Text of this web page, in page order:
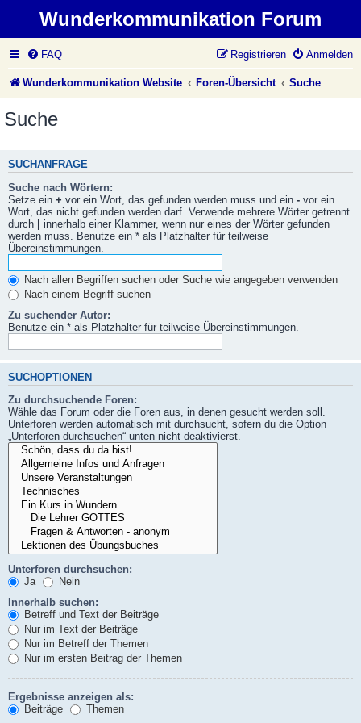
Wunderkommunikation Forum
FAQ Anmelden
Registrieren
Wunderkommunikation Website Foren-Übersicht Suche
Suche
SUCHANFRAGE
Suche nach Wörtern:
Setze ein + vor ein Wort, das gefunden werden muss und ein - vor ein
Wort, das nicht gefunden werden darf. Verwende mehrere Wörter getrennt
durch | innerhalb einer Klammer, wenn nur eines der Wörter gefunden
werden muss. Benutze ein * als Platzhalter für teilweise
Übereinstimmungen.
Nach allen Begriffen suchen oder Suche wie angegeben verwenden
Nach einem Begriff suchen
Zu suchender Autor:
Benutze ein * als Platzhalter für teilweise Übereinstimmungen.
SUCHOPTIONEN
Zu durchsuchende Foren:
Wähle das Forum oder die Foren aus, in denen gesucht werden soll.
Unterforen werden automatisch mit durchsucht, sofern du die Option
„Unterforen durchsuchen“ unten nicht deaktivierst.
Unterforen durchsuchen:
Ja
Nein
Innerhalb suchen:
Betreff und Text der Beiträge
Nur im Text der Beiträge
Nur im Betreff der Themen
Nur im ersten Beitrag der Themen
Ergebnisse anzeigen als:
Beiträge
Themen